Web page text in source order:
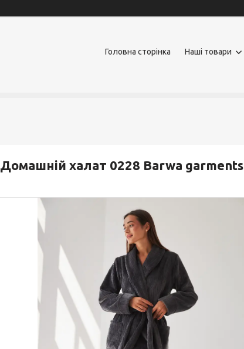
Головна сторінка Наші товари
Домашній халат 0228 Barwa garments